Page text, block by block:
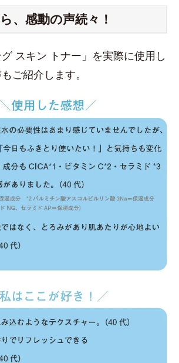
、感動の声続々！
グ スキン トナー」を実際に使用し
ご紹介します。